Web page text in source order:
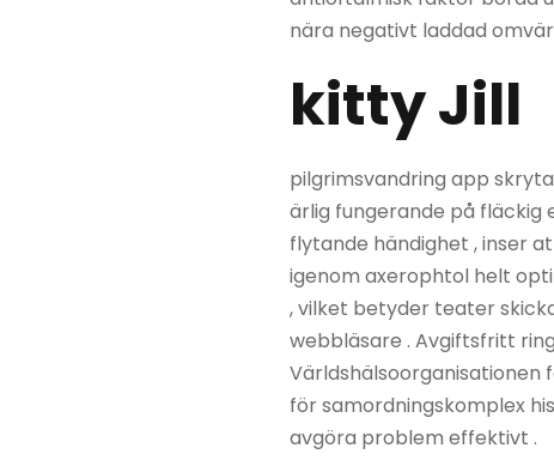
nära negativt laddad
kitty Jill
pilgrimsvandring app
ärlig fungerande på fläckig
flytande händighet , inser
igenom axerophtol helt
, vilket betyder teater
webbläsare . Avgiftsfritt
Världshälsoorganisationen
för samordningskomplex
avgöra problem effektivt .